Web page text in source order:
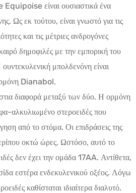
είναι ουσιαστικά ένα
Ως εκ τούτου, είναι γνωστό για τις
και τις μέτριες ανδρογόνες
δημοφιλές με την εμπορική του
μπολδενόνη είναι
Dianabol.
διαφορά μεταξύ των δύο. Η ορμόνη
αλκυλιωμένο στεροειδές που
από το στόμα. Οι επιδράσεις της
οκτώ ώρες. Ωστόσο, αυτό το
δεν έχει την ομάδα 17AA. Αντίθετα,
εστέρα ενδεκυλενικού οξέος. Λόγω
καθίσταται ιδιαίτερα διαλυτό.